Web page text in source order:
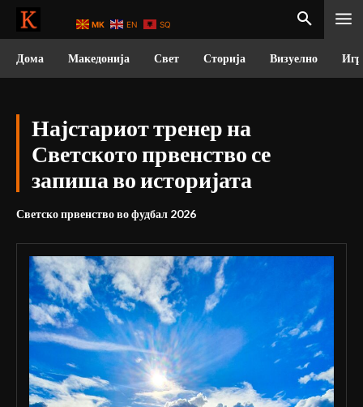
Дома Македонија Свет Сторија Визуелно
Најстариот тренер на
Светското првенство се
запиша во историјата
Светско првенство во фудбал 2026
MK EN SQ